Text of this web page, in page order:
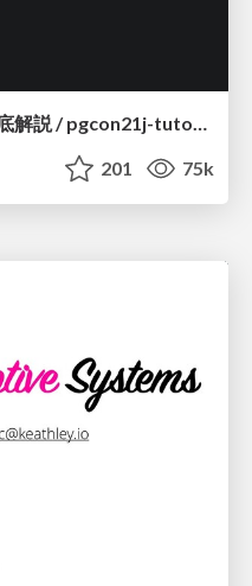
実際に使うSQLの書き方 徹底解説 / pgcon21j-tutorial
201 75k